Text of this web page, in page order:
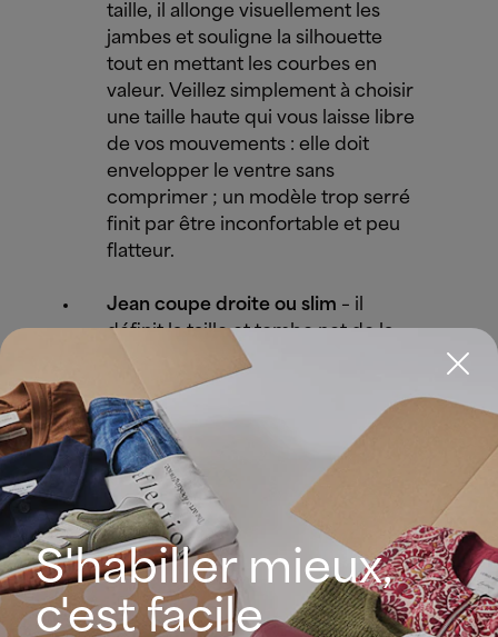
taille, il allonge visuellement les
jambes et souligne la silhouette
tout en mettant les courbes en
valeur. Veillez simplement à choisir
une taille haute qui vous laisse libre
de vos mouvements : elle doit
envelopper le ventre sans
comprimer ; un modèle trop serré
finit par être inconfortable et peu
flatteur.
Jean coupe droite ou slim – il
définit la taille et tombe net de la
hanche au sol : en version straight,
wide-leg, mom, bootcut ou
légèrement flare, il élance la
silhouette sans ajouter de volume.
Portez-le avec une ampleur
raisonnable ; s’il est trop moulant, il
raccourcit visuellement la jambe et
perd en confort.
Jean dans des tons foncés– noir,
gris anthracite ou bleu indigo pour
S'habiller mieux,
c'est facile